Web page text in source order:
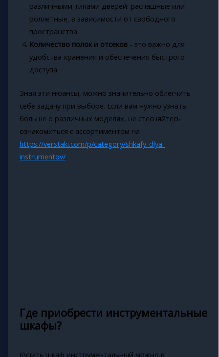
различными типами дверей: распашные или
роллетные, в зависимости от свободного
пространства.
Количество полок и отсеков- это важно для
удобства хранения и обеспечения быстрого
доступа.
Зная эти нюансы, можно значительно облегчить
себе задачу при выборе. Если вам нужно узнать
больше о различных моделях, не стесняйтесь
ознакомиться с ассортиментом на
https://verstaki.com/p/category/shkafy-dlya-
instrumentov/.
Где приобрести инструментальные
шкафы?
Купить шкаф инструментальный можно в